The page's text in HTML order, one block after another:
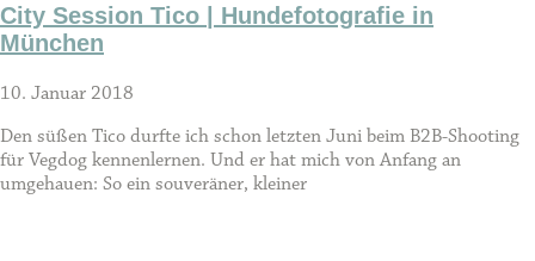
City Session Tico | Hundefotografie in
München
10. Januar 2018
Den süßen Tico durfte ich schon letzten Juni beim B2B-Shooting
für Vegdog kennenlernen. Und er hat mich von Anfang an
umgehauen: So ein souveräner, kleiner